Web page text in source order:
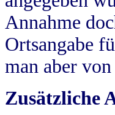
Annahme
Ortsangabe
man aber
Zusätzliche